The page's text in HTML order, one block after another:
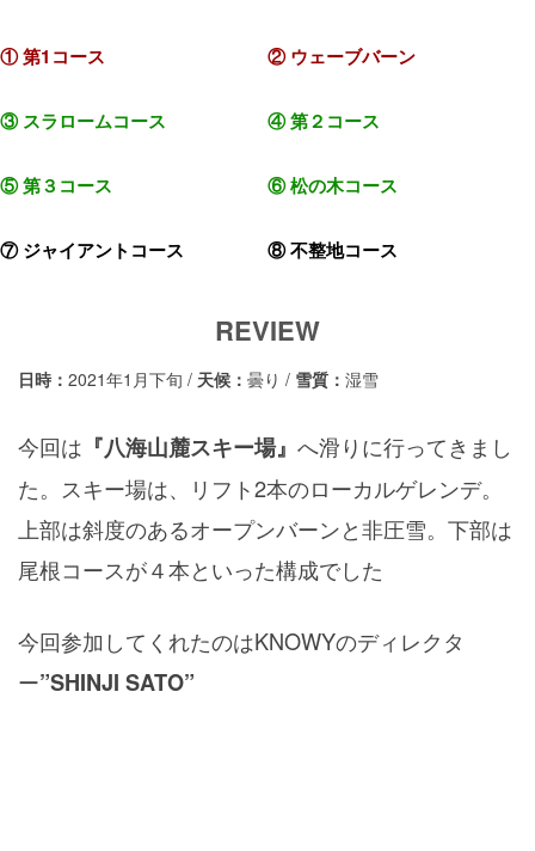
① 第1コース ② ウェーブバーン
③ スラロームコース ④ 第２コース
⑤ 第３コース ⑥ 松の木コース
⑦ ジャイアントコース ⑧ 不整地コース
REVIEW
日時： 2021年1月下旬 / 天候： 曇り / 雪質： 湿雪
今回は 『八海山麓スキー場』 へ滑りに行ってきまし
た。スキー場は、リフト2本のローカルゲレンデ。
上部は斜度のあるオープンバーンと非圧雪。下部は
尾根コースが４本といった構成でした
今回参加してくれたのはKNOWYのディレクタ
ー”SHINJI SATO”